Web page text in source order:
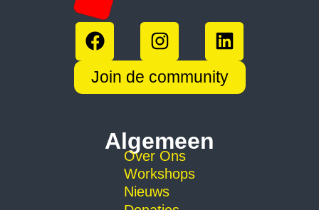
Join de community
Algemeen
Over Ons
Workshops
Nieuws